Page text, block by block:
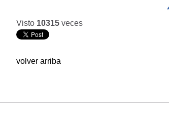
Visto 10315 veces
volver arriba